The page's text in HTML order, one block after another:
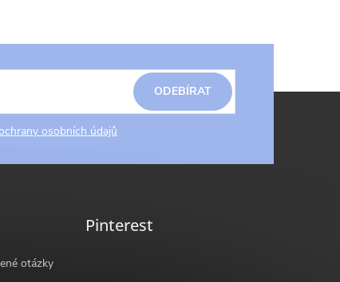
osobních údajů
ODEBÍRAT
otázky
Pinterest